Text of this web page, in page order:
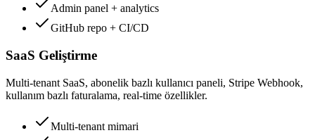
Admin panel + analytics
GitHub repo + CI/CD
SaaS Geliştirme
Multi-tenant SaaS, abonelik bazlı kullanıcı paneli, Stripe Webhook,
kullanım bazlı faturalama, real-time özellikler.
Multi-tenant mimari